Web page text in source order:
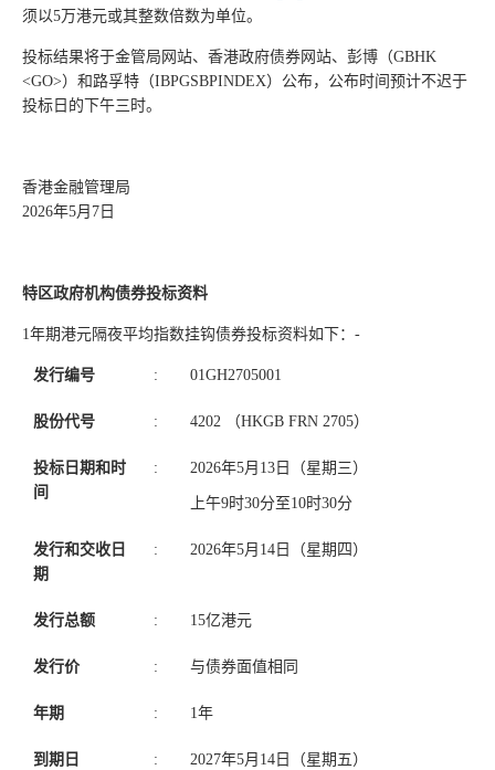
须以5万港元或其整数倍数为单位。
投标结果将于金管局网站、香港政府债券网站、彭博（GBHK
<GO>）和路孚特（IBPGSBPINDEX）公布，公布时间预计不迟于
投标日的下午三时。
香港金融管理局
2026年5月7日
特区政府机构债券投标资料
1年期港元隔夜平均指数挂钩债券投标资料如下：-
发行编号 : 01GH2705001
股份代号 : 4202 （HKGB FRN 2705）
投标日期和时
间
: 2026年5月13日（星期三）
上午9时30分至10时30分
发行和交收日
期
: 2026年5月14日（星期四）
发行总额 : 15亿港元
发行价 : 与债券面值相同
年期 : 1年
到期日 : 2027年5月14日（星期五）